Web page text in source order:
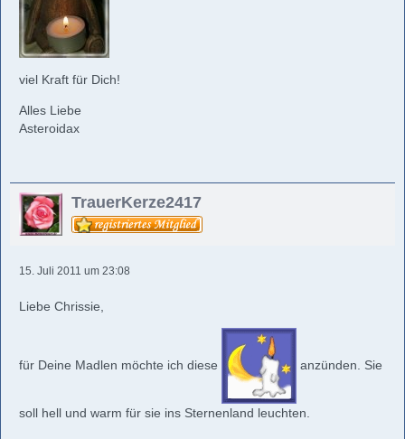
viel Kraft für Dich!
Alles Liebe
Asteroidax
TrauerKerze2417
15. Juli 2011 um 23:08
Liebe Chrissie,
für Deine Madlen möchte ich diese anzünden. Sie
soll hell und warm für sie ins Sternenland leuchten.